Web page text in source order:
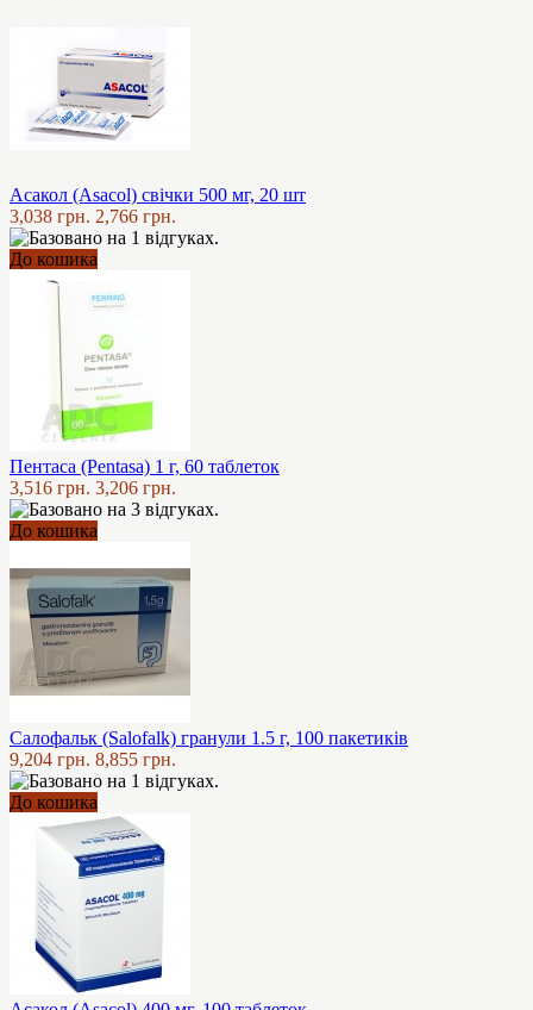
Асакол (Asacol) свічки 500 мг, 20 шт
3,038 грн. 2,766 грн.
До кошика
Пентаса (Pentasa) 1 г, 60 таблеток
3,516 грн. 3,206 грн.
До кошика
Салофальк (Salofalk) гранули 1.5 г, 100 пакетиків
9,204 грн. 8,855 грн.
До кошика